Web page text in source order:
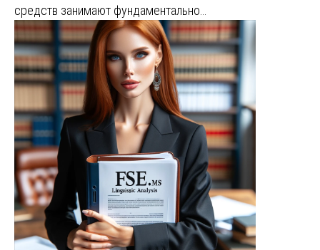
средств занимают фундаментально…